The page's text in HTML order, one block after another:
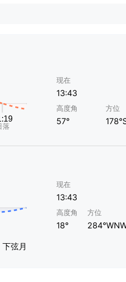
现在
13:43
高度角
57°
方位
下弦月
现在
13:43
高度角
18°
方位